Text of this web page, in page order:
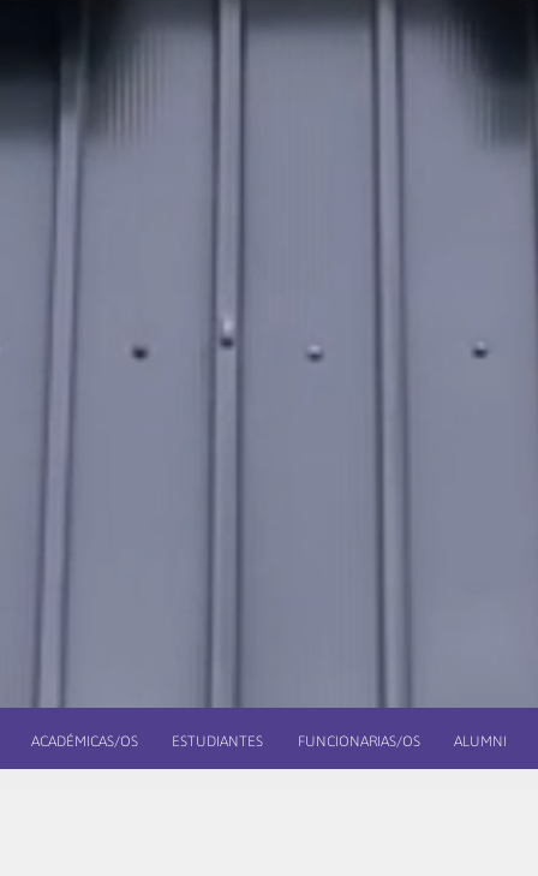
ACADÉMICAS/OS ESTUDIANTES FUNCIONARIAS/OS ALUMNI